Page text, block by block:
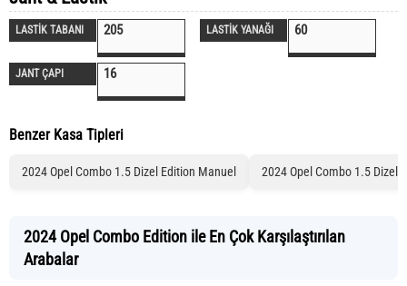
LASTİK TABANI 205 LASTİK YANAĞI 60
JANT ÇAPI 16
Benzer Kasa Tipleri
2024 Opel Combo 1.5 Dizel Edition Manuel 2024 Opel Combo 1.5 Dizel
2024 Opel Combo Edition ile En Çok Karşılaştırılan
Arabalar